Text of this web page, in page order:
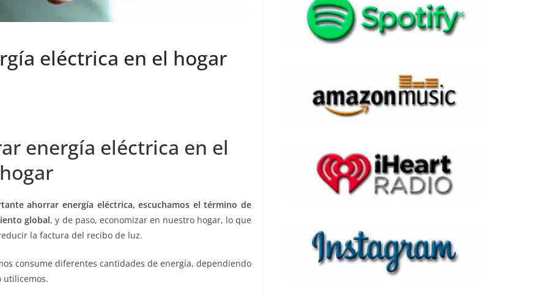
eléctrica en el hogar
energía eléctrica en el
hogar
ahorrar energía eléctrica, escuchamos el término de
global, y de paso, economizar en nuestro hogar, lo que
la factura del recibo de luz.
consume diferentes cantidades de energía, dependiendo
utilicemos.